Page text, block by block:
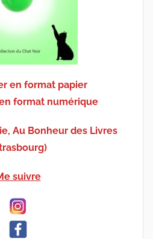
en format papier
format numérique
Au Bonheur des Livres
suivre